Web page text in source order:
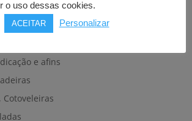
elétricas
manuais
e afins
Cotoveleiras
o uso dessas cookies.
ACEITAR Personalizar